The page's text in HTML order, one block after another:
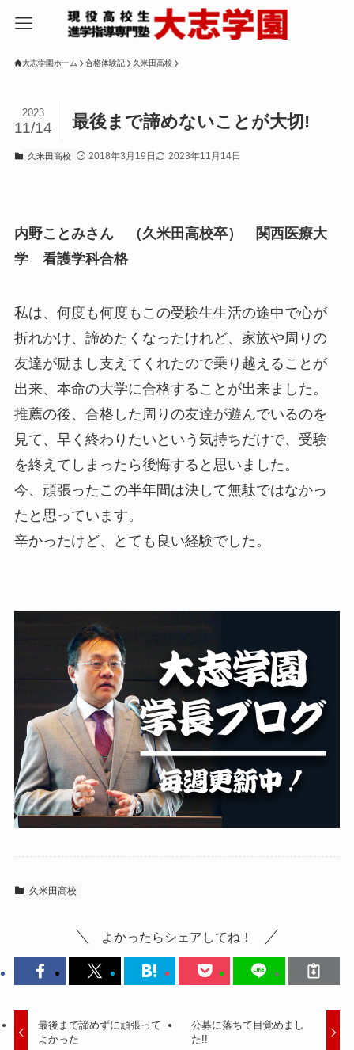
大志学園ホーム 合格体験記 久米田高校
最後まで諦めないことが大切!
2023
11/14
久米田高校 2018年3月19日 2023年11月14日
内野ことみさん （久米田高校卒） 関西医療大
学 看護学科合格
私は、何度も何度もこの受験生生活の途中で心が
折れかけ、諦めたくなったけれど、家族や周りの
友達が励まし支えてくれたので乗り越えることが
出来、本命の大学に合格することが出来ました。
推薦の後、合格した周りの友達が遊んでいるのを
見て、早く終わりたいという気持ちだけで、受験
を終えてしまったら後悔すると思いました。
今、頑張ったこの半年間は決して無駄ではなかっ
たと思っています。
辛かったけど、とても良い経験でした。
久米田高校
よかったらシェアしてね！
最後まで諦めずに頑張って
よかった
公募に落ちて目覚めまし
た!!